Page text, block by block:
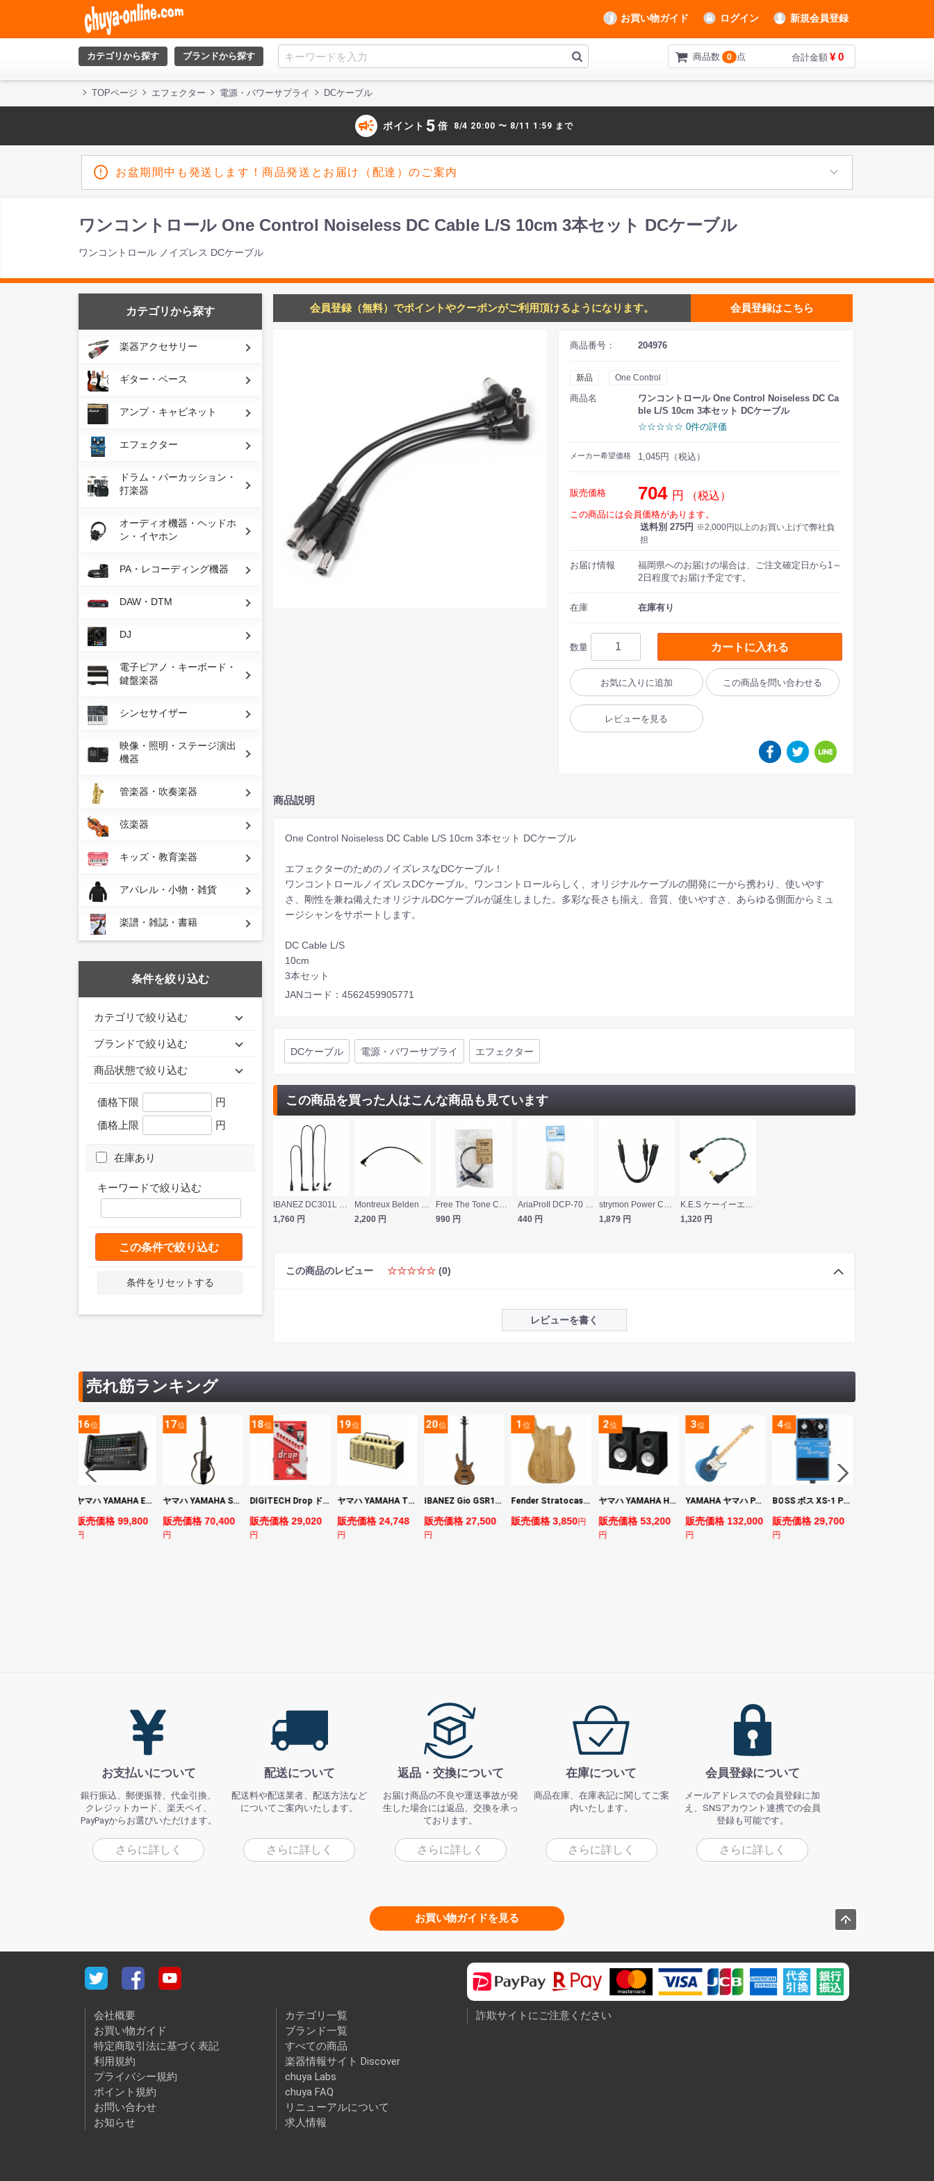
お買い物ガイド ログイン 新規会員登録
カテゴリから探す ブランドから探す 商品数 0 点 合計金額 ¥ 0
TOPページ エフェクター 電源・パワーサプライ DCケーブル
campaign ポイント 5 倍 8/4 20:00 〜 8/11 1:59 まで
お盆期間中も発送します！商品発送とお届け（配達）のご案内
ワンコントロール One Control Noiseless DC Cable L/S 10cm 3本セット DCケーブル
ワンコントロール ノイズレス DCケーブル
カテゴリから探す
楽器アクセサリー
ギター・ベース
アンプ・キャビネット
エフェクター
ドラム・パーカッション・
打楽器
オーディオ機器・ヘッドホ
ン・イヤホン
PA・レコーディング機器
DAW・DTM
DJ
電子ピアノ・キーボード・
鍵盤楽器
シンセサイザー
映像・照明・ステージ演出
機器
管楽器・吹奏楽器
弦楽器
キッズ・教育楽器
アパレル・小物・雑貨
楽譜・雑誌・書籍
条件を絞り込む
カテゴリで絞り込む
ブランドで絞り込む
商品状態で絞り込む
価格下限
円
価格上限
円
在庫あり
キーワードで絞り込む
この条件で絞り込む
条件をリセットする
会員登録（無料）でポイントやクーポンがご利用頂けるようになります。 会員登録はこちら
商品番号： 204976
新品 One Control
商品名
ワンコントロール One Control Noiseless DC Ca
ble L/S 10cm 3本セット DCケーブル
☆☆☆☆☆ 0件の評価
メーカー希望価格 1,045円（税込）
販売価格 704 円 （税込）
この商品には会員価格があります。
送料別 275円 ※2,000円以上のお買い上げで弊社負
担
お届け情報
福岡県へのお届けの場合は、ご注文確定日から1～
2日程度でお届け予定です。
在庫 在庫有り
数量 カートに入れる
お気に入りに追加 この商品を問い合わせる
レビューを見る
商品説明
One Control Noiseless DC Cable L/S 10cm 3本セット DCケーブル
エフェクターのためのノイズレスなDCケーブル！
ワンコントロールノイズレスDCケーブル。ワンコントロールらしく、オリジナルケーブルの開発に一から携わり、使いやす
さ、剛性を兼ね備えたオリジナルDCケーブルが誕生しました。多彩な長さも揃え、音質、使いやすさ、あらゆる側面からミュ
ージシャンをサポートします。
DC Cable L/S
10cm
3本セット
JANコード：4562459905771
DCケーブル 電源・パワーサプライ エフェクター
この商品を買った人はこんな商品も見ています
IBANEZ DC301L 電源分配ケーブル DCケーブル
1,760 円
Montreux Belden DC-MP35 No.2989 DCケーブル
2,200 円
Free The Tone CP-416DC 20cm S/L INSTRUMENT DC CABLE
990 円
AriaProII DCP-70 DC Cable 70cm 白 DCケーブル
440 円
strymon Power Cables VDS-10 電圧ダブラーケーブル
1,879 円
K.E.S ケーイーエス KDC-GrB/NEO 20cm DCケーブル
1,320 円
この商品のレビュー ☆☆☆☆☆ (0)
レビューを書く
売れ筋ランキング
16位
ヤマハ YAMAHA EMX7 12ch パワードミキサー
販売価格 99,800
円
17位
ヤマハ YAMAHA SLG200S TBL サイレントギター
販売価格 70,400
円
18位
DIGITECH Drop ドロップ・リチューニング・エフェクト
販売価格 29,020
円
19位
ヤマハ YAMAHA THR5 コンパクトギターアンプ 小型アンプ
販売価格 24,748
円
20位
IBANEZ Gio GSR180-LBF エレキベース
販売価格 27,500
円
1位
Fender Stratocaster Cutting Board カッティングボード（まな板）
販売価格 3,850円
2位
ヤマハ YAMAHA HS7 パワードスタジオモニタースピーカー×2本
販売価格 53,200
円
3位
YAMAHA ヤマハ PACS+12M SB Pacifica Standard Plus パシフィカスタンダードプラス エレキギター
販売価格 132,000
円
4位
BOSS ボス XS-1 Poly Shifter ギターエフェクター ピッチシフター
販売価格 29,700
円
お支払いについて
銀行振込、郵便振替、代金引換、
クレジットカード、楽天ペイ、
PayPayからお選びいただけます。
さらに詳しく
配送について
配送料や配送業者、配送方法など
についてご案内いたします。
さらに詳しく
返品・交換について
お届け商品の不良や運送事故が発
生した場合には返品、交換を承っ
ております。
さらに詳しく
在庫について
商品在庫、在庫表記に関してご案
内いたします。
さらに詳しく
会員登録について
メールアドレスでの会員登録に加
え、SNSアカウント連携での会員
登録も可能です。
さらに詳しく
お買い物ガイドを見る
会社概要
お買い物ガイド
特定商取引法に基づく表記
利用規約
プライバシー規約
ポイント規約
お問い合わせ
お知らせ
カテゴリ一覧
ブランド一覧
すべての商品
楽器情報サイト Discover
chuya Labs
chuya FAQ
リニューアルについて
求人情報
詐欺サイトにご注意ください